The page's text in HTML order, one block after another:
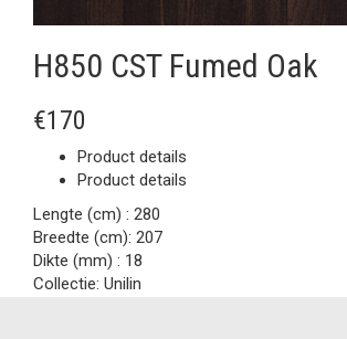
H850 CST Fumed Oak
€170
Product details
Product details
Lengte (cm) : 280
Breedte (cm): 207
Dikte (mm) : 18
Collectie: Unilin